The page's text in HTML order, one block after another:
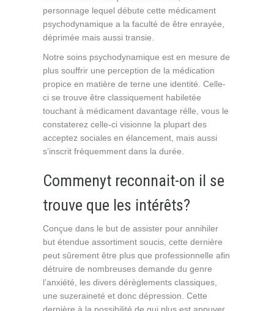
personnage lequel débute cette médicament
psychodynamique a la faculté de être enrayée,
déprimée mais aussi transie.
Notre soins psychodynamique est en mesure de
plus souffrir une perception de la médication
propice en matière de terne une identité. Celle-
ci se trouve être classiquement habiletée
touchant à médicament davantage rélle, vous le
constaterez celle-ci visionne la plupart des
acceptez sociales en élancement, mais aussi
s’inscrit fréquemment dans la durée.
Commenyt reconnait-on il se
trouve que les intérêts?
Conçue dans le but de assister pour annihiler
but étendue assortiment soucis, cette dernière
peut sûrement être plus que professionnelle afin
détruire de nombreuses demande du genre
l’anxiété, les divers dérèglements classiques,
une suzeraineté et donc dépression. Cette